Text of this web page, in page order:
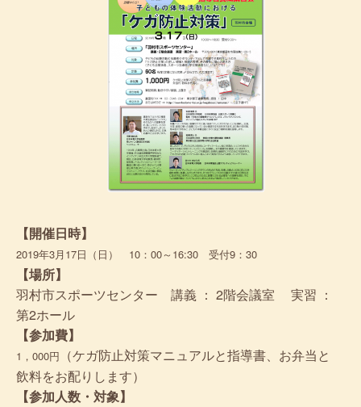
【開催日時】
2019年3月17日（日） 10：00～16:30 受付9：30
【場所】
羽村市スポーツセンター 講義 ： 2階会議室 実習 ：
第2ホール
【参加費】
1，000円 （ケガ防止対策マニュアルと指導書、お弁当と
飲料をお配りします）
【参加人数・対象】